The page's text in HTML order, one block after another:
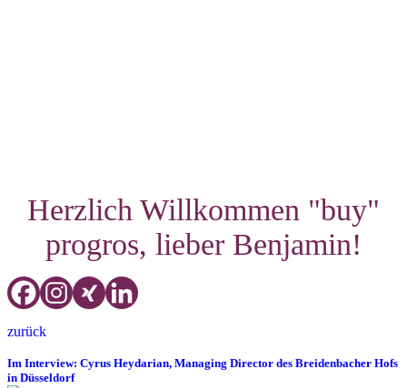
Herzlich Willkommen "buy"
progros, lieber Benjamin!
zurück
Im Interview: Cyrus Heydarian, Managing Director des Breidenbacher Hofs
in Düsseldorf